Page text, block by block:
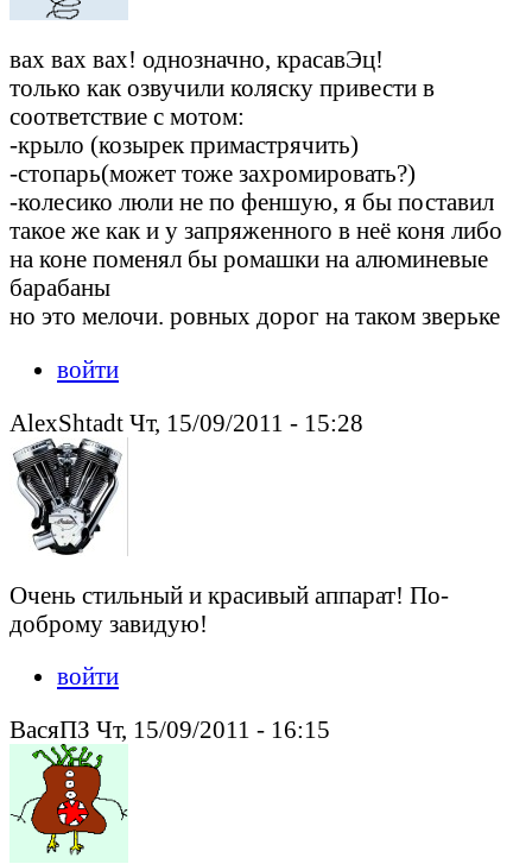
вах вах вах! однозначно, красавЭц!
только как озвучили коляску привести в
соответствие с мотом:
-крыло (козырек примастрячить)
-стопарь(может тоже захромировать?)
-колесико люли не по феншую, я бы поставил
такое же как и у запряженного в неё коня либо
на коне поменял бы ромашки на алюминевые
барабаны
но это мелочи. ровных дорог на таком зверьке
войти
AlexShtadt Чт, 15/09/2011 - 15:28
Очень стильный и красивый аппарат! По-
доброму завидую!
войти
ВасяПЗ Чт, 15/09/2011 - 16:15